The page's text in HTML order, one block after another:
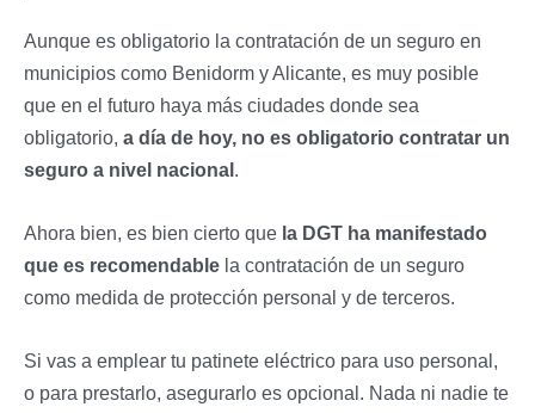
Aunque es obligatorio la contratación de un seguro en
municipios como Benidorm y Alicante, es muy posible
que en el futuro haya más ciudades donde sea
obligatorio, a día de hoy, no es obligatorio contratar un
seguro a nivel nacional
Ahora bien, es bien cierto que la DGT ha manifestado
que es recomendable la contratación de un seguro
como medida de protección personal y de terceros.
Si vas a emplear tu patinete eléctrico para uso personal,
o para prestarlo, asegurarlo es opcional. Nada ni nadie te